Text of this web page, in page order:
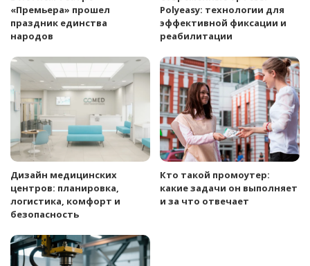
«Премьера» прошел
праздник единства
народов
Polyeasy: технологии для
эффективной фиксации и
реабилитации
Дизайн медицинских
центров: планировка,
логистика, комфорт и
безопасность
Кто такой промоутер:
какие задачи он выполняет
и за что отвечает